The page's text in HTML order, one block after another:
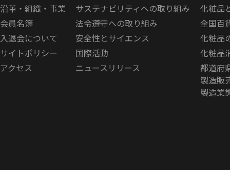
沿革・組織・事業
会員名簿
入退会について
サイトポリシー
アクセス
サステナビリティへの取り組み
法令遵守への取り組み
安全性とサイエンス
国際活動
ニュースリリース
化粧品
全国百
化粧品
化粧品
都道府
製造販
製造業